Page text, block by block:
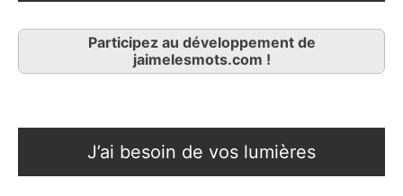
Participez au développement de
jaimelesmots.com !
J’ai besoin de vos lumières